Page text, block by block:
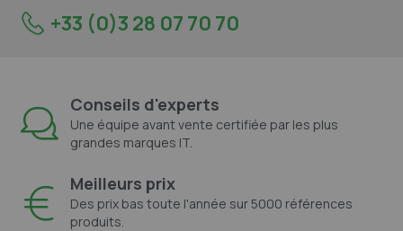
+33 (0)3 28 07 70 70
Conseils d'experts
Une équipe avant vente certifiée par les plus
grandes marques IT.
Meilleurs prix
Des prix bas toute l'année sur 5000 références
produits.